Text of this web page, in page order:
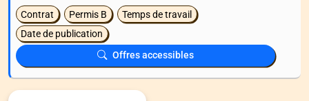
Contrat Permis B
Temps de travail
Date de publication
Offres accessibles